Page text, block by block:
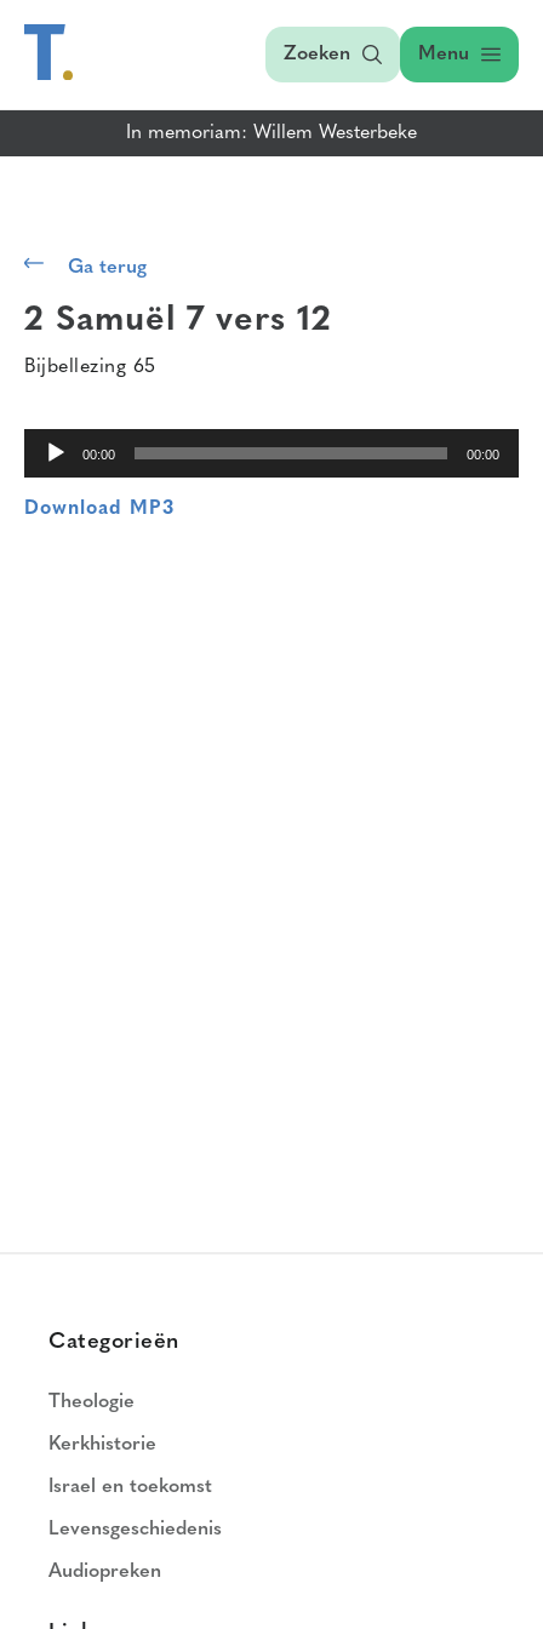
Zoeken Menu
In memoriam: Willem Westerbeke
Ga terug
2 Samuël 7 vers 12
Bijbellezing 65
00:00 00:00
Download MP3
Categorieën
Theologie
Kerkhistorie
Israel en toekomst
Levensgeschiedenis
Audiopreken